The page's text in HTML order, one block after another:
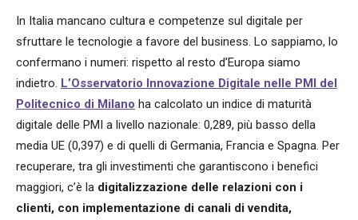
In Italia mancano cultura e competenze sul digitale per
sfruttare le tecnologie a favore del business. Lo sappiamo, lo
confermano i numeri: rispetto al resto d’Europa siamo
indietro. L’Osservatorio Innovazione Digitale nelle PMI del
Politecnico di Milano ha calcolato un indice di maturità
digitale delle PMI a livello nazionale: 0,289, più basso della
media UE (0,397) e di quelli di Germania, Francia e Spagna. Per
recuperare, tra gli investimenti che garantiscono i benefici
maggiori, c’è la digitalizzazione delle relazioni con i
clienti, con implementazione di canali di vendita,